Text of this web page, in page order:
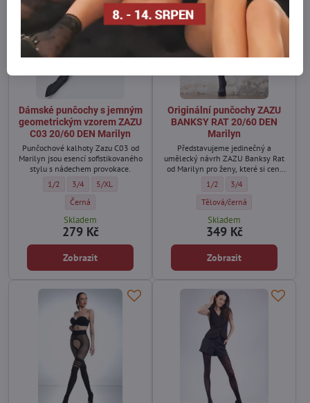
Dámské punčochy s jemným
geometrickým vzorem ZAZU
C03 20/60 DEN Marilyn
Punčochové kalhoty Zazu C03 od
Marilyn jsou esencí sofistikovaného
stylu s nádechem provokace.
Dámské punčochy s jemným geometrickým vzorem ZAZU C03 20/60
1/2 Dámské punčochy s jemným geometrickým vzorem ZAZU C03 20/
3/4 Dámské punčochy s jemným geometrickým vzorem ZAZU
5/XL
Dámské punčochy s jemným geometrickým vzorem ZAZU C03 20/
Černá
Skladem
279 Kč
Zobrazit
Originální punčochy ZAZU
BANKSY RAT 20/60 DEN
Marilyn
Představujeme jedinečný a
umělecký návrh ZAZU Banksy Rat
od Marilyn pro ženy, které si cení
poselství.
Originální punčochy ZAZU
1/2 Originální punčochy
3/4
Originální punčochy ZAZU
Tělová/černá
Skladem
349 Kč
Zobrazit